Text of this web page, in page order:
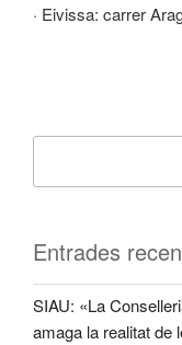
· Eivissa: carrer
Entrades
SIAU: «La
amaga la realitat de